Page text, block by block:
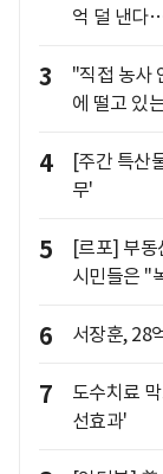
억 덜 낸다
3
"직접 농사
에 떨고 있
4
[주간 특산
무'
5
[르포] 부
시민들은 "
6 서장훈, 28
7
도수치료
선효과'